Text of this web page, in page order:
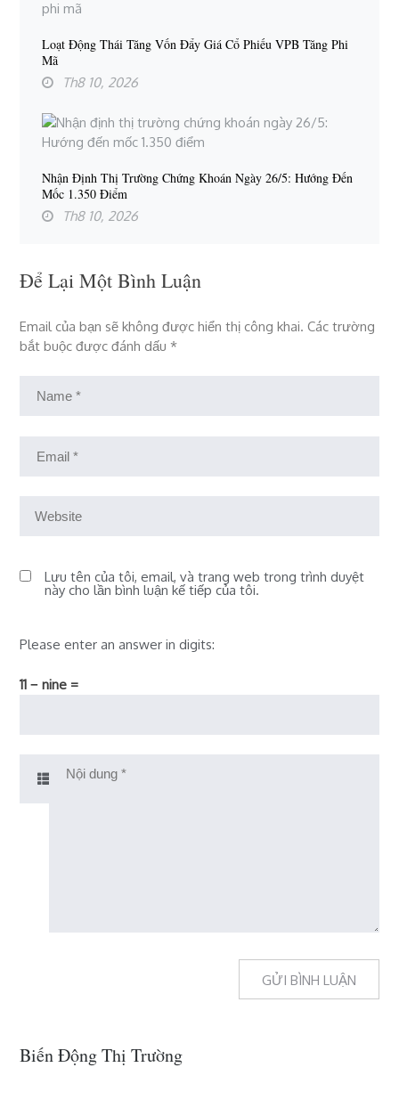
Loạt Động Thái Tăng Vốn Đẩy Giá Cổ Phiếu VPB Tăng Phi
Mã
Th8 10, 2026
Nhận Định Thị Trường Chứng Khoán Ngày 26/5: Hướng Đến
Mốc 1.350 Điểm
Th8 10, 2026
Để Lại Một Bình Luận
Email của bạn sẽ không được hiển thị công khai. Các trường
bắt buộc được đánh dấu*
Lưu tên của tôi, email, và trang web trong trình duyệt
này cho lần bình luận kế tiếp của tôi.
Please enter an answer in digits:
11 − nine =
Biến Động Thị Trường